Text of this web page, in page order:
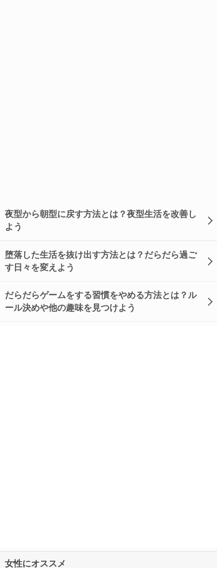
夜型から朝型に戻す方法とは？夜型生活を改善し
よう
堕落した生活を抜け出す方法とは？だらだら過ご
す日々を変えよう
だらだらゲームをする習慣をやめる方法とは？ル
ール決めや他の趣味を見つけよう
女性にオススメ